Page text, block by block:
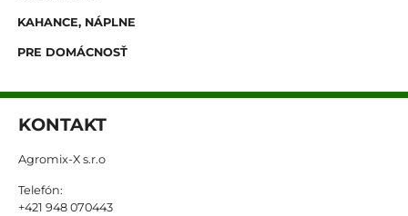
KAHANCE, NÁPLNE
PRE DOMÁCNOSŤ
KONTAKT
Agromix-X s.r.o
Telefón:
+421 948 070443